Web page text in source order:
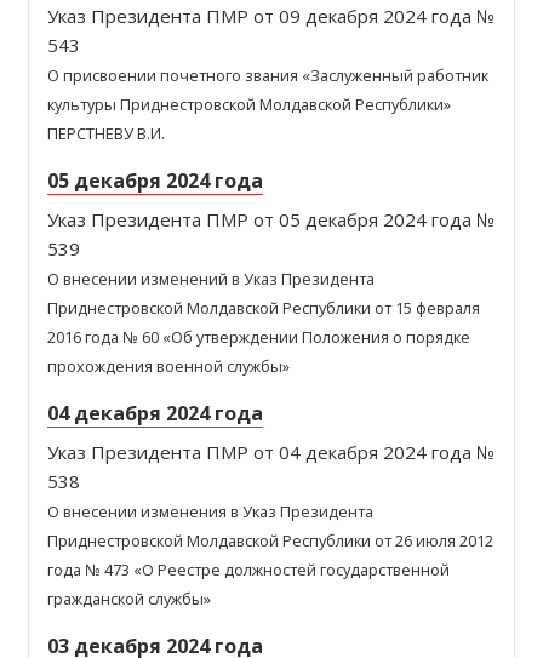
Указ Президента ПМР от 09 декабря 2024 года №
543
О присвоении почетного звания «Заслуженный работник
культуры Приднестровской Молдавской Республики»
ПЕРСТНЕВУ В.И.
05 декабря 2024 года
Указ Президента ПМР от 05 декабря 2024 года №
539
О внесении изменений в Указ Президента
Приднестровской Молдавской Республики от 15 февраля
2016 года № 60 «Об утверждении Положения о порядке
прохождения военной службы»
04 декабря 2024 года
Указ Президента ПМР от 04 декабря 2024 года №
538
О внесении изменения в Указ Президента
Приднестровской Молдавской Республики от 26 июля 2012
года № 473 «О Реестре должностей государственной
гражданской службы»
03 декабря 2024 года